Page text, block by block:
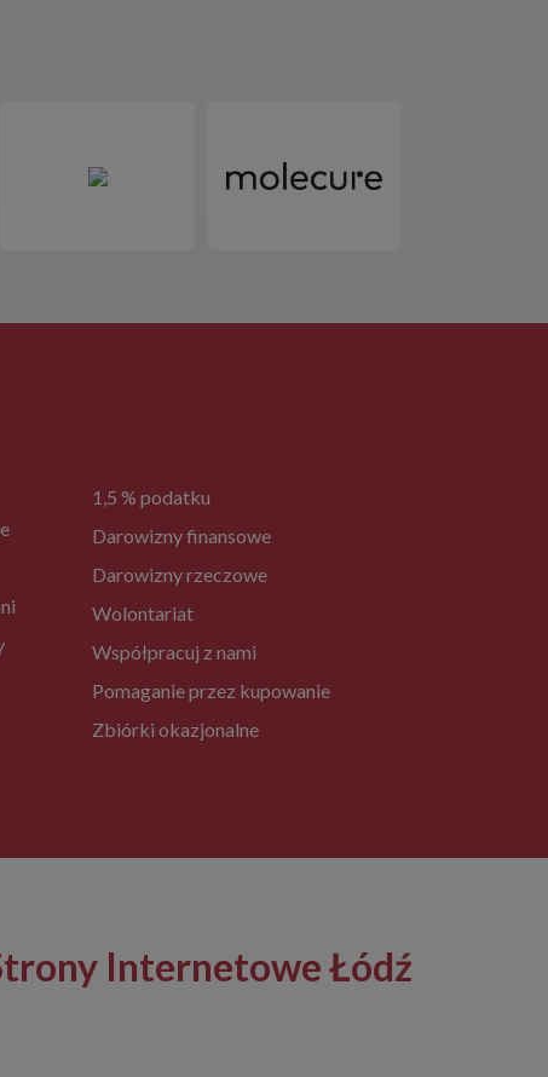
1,5 % podatku
Darowizny finansowe
Darowizny rzeczowe
Wolontariat
Współpracuj z nami
Pomaganie przez kupowanie
Zbiórki okazjonalne